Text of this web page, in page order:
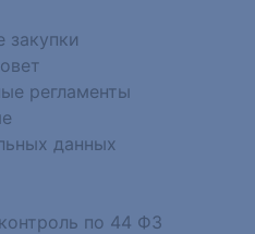
закупки
регламенты
данных
по 44 ФЗ